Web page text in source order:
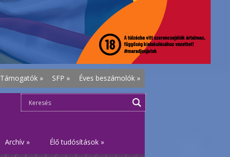
Támogatók » SFP » Éves beszámolók »
Archív » Élő tudósítások »